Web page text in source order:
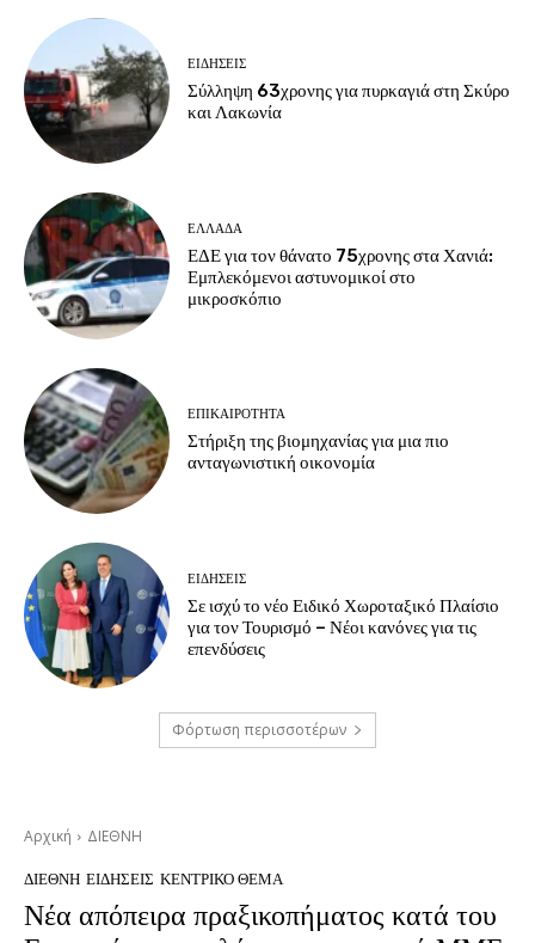
ΕΙΔΗΣΕΙΣ
Σύλληψη 63χρονης για πυρκαγιά στη Σκύρο
και Λακωνία
ΕΛΛΑΔΑ
ΕΔΕ για τον θάνατο 75χρονης στα Χανιά:
Εμπλεκόμενοι αστυνομικοί στο
μικροσκόπιο
ΕΠΙΚΑΙΡΟΤΗΤΑ
Στήριξη της βιομηχανίας για μια πιο
ανταγωνιστική οικονομία
ΕΙΔΗΣΕΙΣ
Σε ισχύ το νέο Ειδικό Χωροταξικό Πλαίσιο
για τον Τουρισμό – Νέοι κανόνες για τις
επενδύσεις
Φόρτωση περισσοτέρων